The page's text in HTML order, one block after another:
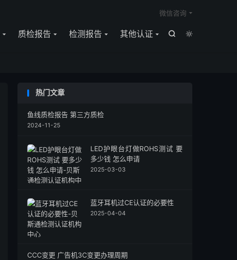


质检报告 检测报告 其他认证
微信咨询
热门文章
鱼线质检报告 第三方质检
2024-11-25
LED护眼台灯做ROHS测试 要
多少钱 怎么申请
2025-03-03
蓝牙耳机过CE认证的必要性
2025-04-04
CCC变更 广告机3C变更办理周期